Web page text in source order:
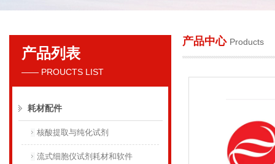
贝克曼库尔特国际贸易（上海）有限公司
产品列表
—— PROUCTS LIST
耗材配件
核酸提取与纯化试剂
流式细胞仪试剂耗材和软件
产品中心 Products